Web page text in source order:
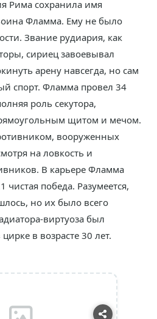
Рима сохранила имя
Фламма. Ему не было
Звание рудиария, как
сириец завоевывал
арену навсегда, но сам
спорт. Фламма провел 34
роль секутора,
щитом и мечом.
вооруженных
на ловкость и
В карьере Фламма
победа. Разумеется,
но их было всего
виртуоза был
в возрасте 30 лет.